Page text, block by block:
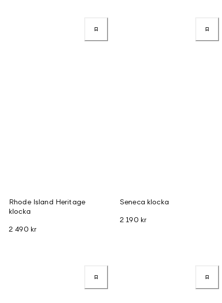
Rhode Island Heritage
klocka
2 490 kr
Seneca klocka
2 190 kr